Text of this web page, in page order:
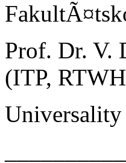
Prof. Dr. V.
(ITP,
Universality